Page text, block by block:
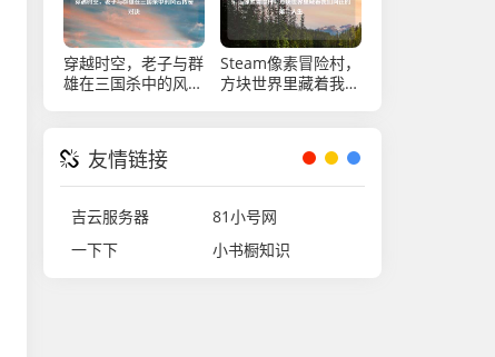
穿越时空，老子与群
雄在三国杀中的风云
Steam像素冒险村，
方块世界里藏着我们
友情链接
吉云服务器
81小号网
一下下
小书橱知识